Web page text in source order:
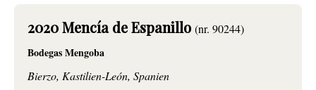
2020 Mencía de Espanillo (nr. 90244)
Bodegas Mengoba
Bierzo, Kastilien-León, Spanien